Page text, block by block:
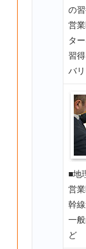
の
営
タ
習得
バ
■地
営
幹
一
ど